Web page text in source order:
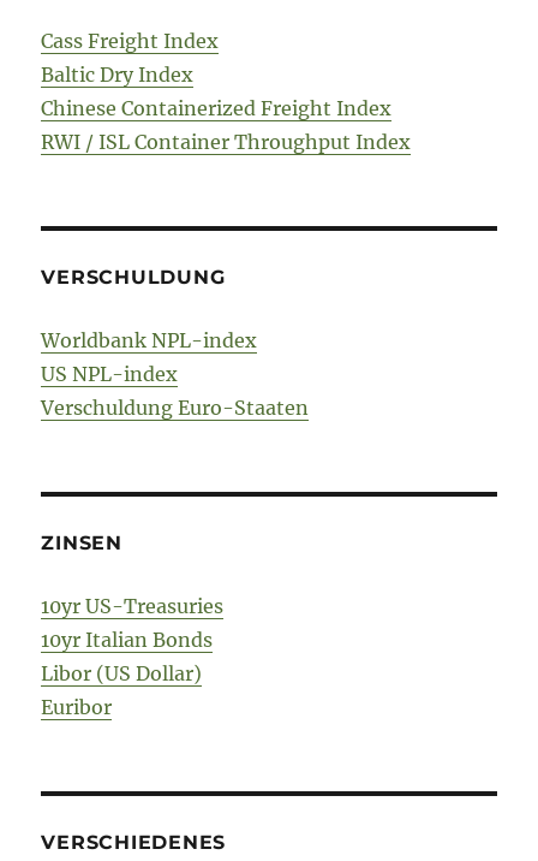
Cass Freight Index
Baltic Dry Index
Chinese Containerized Freight Index
RWI / ISL Container Throughput Index
VERSCHULDUNG
Worldbank NPL-index
US NPL-index
Verschuldung Euro-Staaten
ZINSEN
10yr US-Treasuries
10yr Italian Bonds
Libor (US Dollar)
Euribor
VERSCHIEDENES